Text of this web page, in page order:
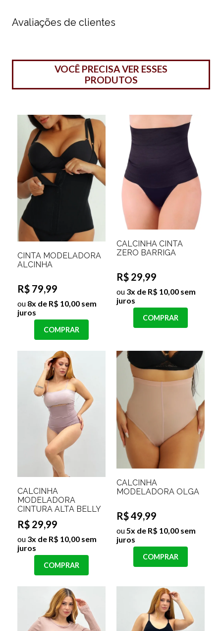
Avaliações de clientes
VOCÊ PRECISA VER ESSES
PRODUTOS
CINTA MODELADORA
ALCINHA
R$ 79,99
ou 8x de R$ 10,00 sem
juros
COMPRAR
CALCINHA CINTA
ZERO BARRIGA
R$ 29,99
ou 3x de R$ 10,00 sem
juros
COMPRAR
CALCINHA
MODELADORA
CINTURA ALTA BELLY
R$ 29,99
ou 3x de R$ 10,00 sem
juros
COMPRAR
CALCINHA
MODELADORA OLGA
R$ 49,99
ou5x de R$ 10,00 sem
juros
COMPRAR